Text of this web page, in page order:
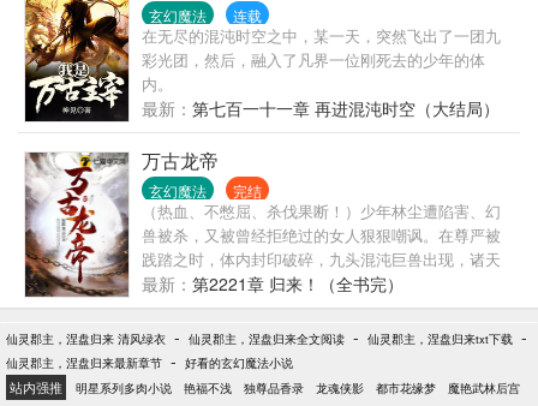
玄幻魔法 连载
在无尽的混沌时空之中，某一天，突然飞出了一团九
彩光团，然后，融入了凡界一位刚死去的少年的体
内。
最新： 第七百一十一章 再进混沌时空（大结局）
万古龙帝
玄幻魔法 完结
（热血、不憋屈、杀伐果断！）少年林尘遭陷害、幻
兽被杀，又被曾经拒绝过的女人狠狠嘲讽。在尊严被
践踏之时，体内封印破碎，九头混沌巨兽出现，诸天
神佛为之颤抖！至此，大帝在我面前，也不过蝼蚁，
我为龙帝，万界无敌！
最新： 第2221章 归来！（全书完）
仙灵郡主，涅盘归来 清风绿衣 - 仙灵郡主，涅盘归来全文阅读 - 仙灵郡主，涅盘归来txt下载 -
仙灵郡主，涅盘归来最新章节 - 好看的玄幻魔法小说
站内强推 明星系列多肉小说 艳福不浅 独尊品香录 龙魂侠影 都市花缘梦
魔艳武林后宫